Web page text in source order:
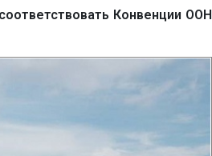
Конвенции ООН